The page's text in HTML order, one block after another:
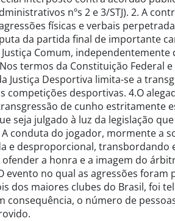
nºs 2 e 3/STJ). 2. A
físicas e verbais
da partida final de importante
Comum,
termos da Constituição Federal e
Justiça Desportiva limita-se a
competições desportivas. 4.O
de cunho estritamente
seja julgado à luz da legislação
A conduta do jogador, mormente a
e desproporcional,
a honra e a imagem do
evento no qual as agressões
dos maiores clubes do Brasil, foi
consequência, o número de